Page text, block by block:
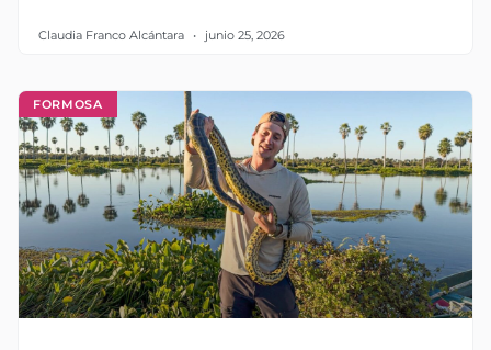
Claudia Franco Alcántara junio 25, 2026
FORMOSA